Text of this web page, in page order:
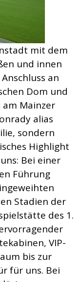
mit dem
und innen
an
Dom und
Mainzer
alias
sondern
Highlight
Bei einer
Führung
Stadien der
des 1.
VIP-
bis zur
für uns. Bei